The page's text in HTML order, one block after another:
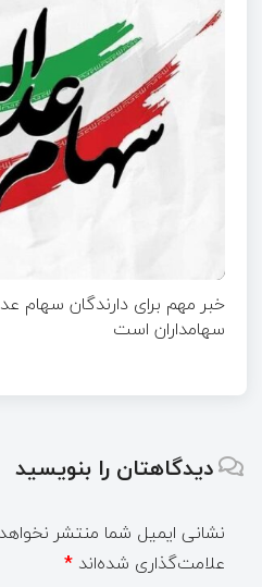
خبر مهم برای دارندگان سهام
سهامداران است
دیدگاهتان را بنویسید
نشانی ایمیل شما منتشر
علامت‌گذاری شده‌اند *